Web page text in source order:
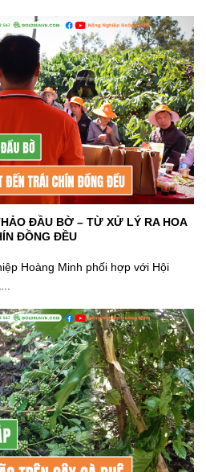
ĐẦU BỜ – TỪ XỬ LÝ RA HOA
ĐỒNG ĐỀU
Hoàng Minh phối hợp với Hội